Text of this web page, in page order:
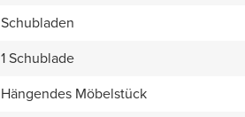
Schubladen
1 Schublade
Hängendes Möbelstück